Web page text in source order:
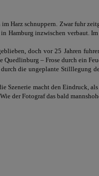
Harz schnuppern. Zwar fuhr
Hamburg inzwischen verbaut.
doch vor 25 Jahren
Quedlinburg – Frose durch ein
die ungeplante Stilllegung
Szenerie macht den Eindruck,
der Fotograf das bald